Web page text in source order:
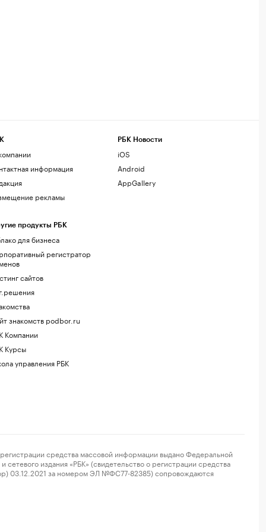
информация
рекламы
продукты РБК
для бизнеса
регистратор
сайтов
знакомств podbor.ru
Компании
Курсы
управления РБК
РБК Новости
iOS
Android
AppGallery
средства массовой информации выдано Федеральной
издания «РБК» (свидетельство о регистрации средства
03.12.2021 за номером ЭЛ №ФС77-82385) сопровождаются